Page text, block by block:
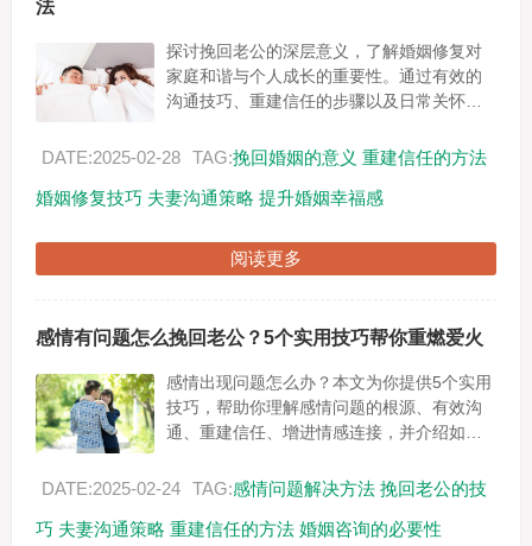
法
探讨挽回老公的深层意义，了解婚姻修复对
家庭和谐与个人成长的重要性。通过有效的
沟通技巧、重建信任的步骤以及日常关怀，
DATE:2025-02-28 TAG:挽回婚姻的意义 重建信任的方法
婚姻修复技巧 夫妻沟通策略 提升婚姻幸福感
阅读更多
感情有问题怎么挽回老公？5个实用技巧帮你重燃爱火
感情出现问题怎么办？本文为你提供5个实用
技巧，帮助你理解感情问题的根源、有效沟
通、重建信任、增进情感连接，并介绍如何
挽回老公的心，重燃你们的爱火。...
DATE:2025-02-24 TAG:感情问题解决方法 挽回老公的技
巧 夫妻沟通策略 重建信任的方法 婚姻咨询的必要性